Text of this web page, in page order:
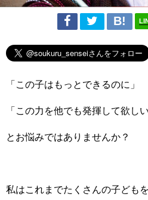
「この子はもっとできるのに」
「この力を他でも発揮して欲し
とお悩みではありませんか？
私はこれまでたくさんの子ども